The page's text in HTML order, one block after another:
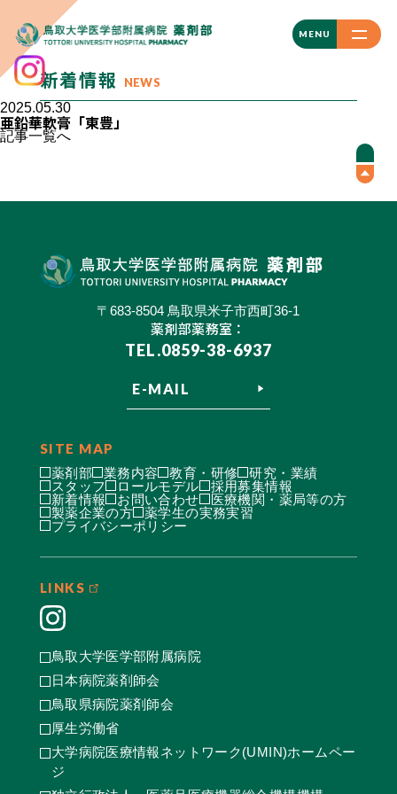
MENU
CLOSE
新着情報 NEWS
2025.05.30
亜鉛華軟膏「東豊」
記事一覧へ
〒683-8504 鳥取県米子市西町36-1
薬剤部薬務室：
TEL.0859-38-6937
E-MAIL
SITE MAP
薬剤部 業務内容 教育・研修
研究・業績
スタッフ
ロールモデル
採用募集情報
新着情報
お問い合わせ
医療機関・薬局等の方
製薬企業の方
薬学生の実務実習
プライバシーポリシー
LINKS
鳥取大学医学部附属病院
日本病院薬剤師会
鳥取県病院薬剤師会
厚生労働省
大学病院医療情報ネットワーク(UMIN)ホームペー
ジ